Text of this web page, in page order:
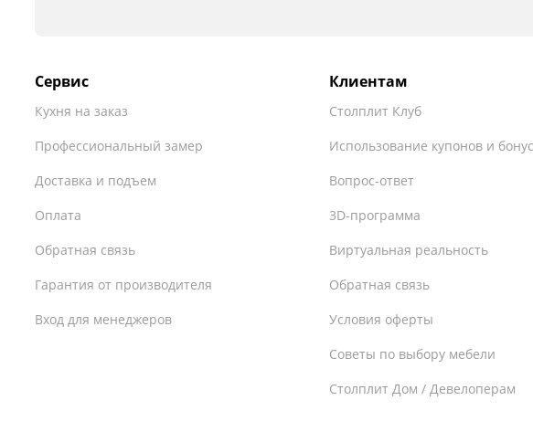
Сервис
Кухня на заказ
Профессиональный замер
Доставка и подъем
Оплата
Обратная связь
Гарантия от производителя
Вход для менеджеров
Клиентам
Столплит Клуб
Использование купонов и
Вопрос-ответ
3D-программа
Виртуальная реальность
Обратная связь
Условия оферты
Советы по выбору мебели
Столплит Дом / Девелоперам